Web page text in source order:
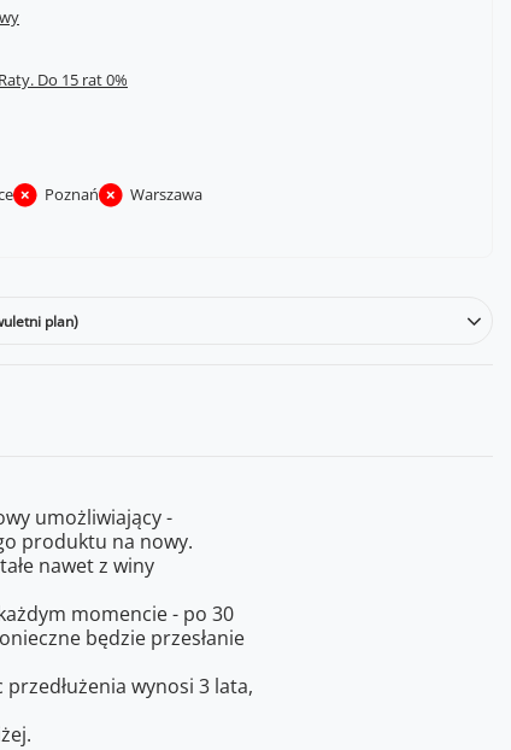
plan)
Poznań Warszawa
umożliwiający -
produktu na nowy.
nawet z winy
momencie - po 30
będzie przesłanie
przedłużenia wynosi 3 lata,